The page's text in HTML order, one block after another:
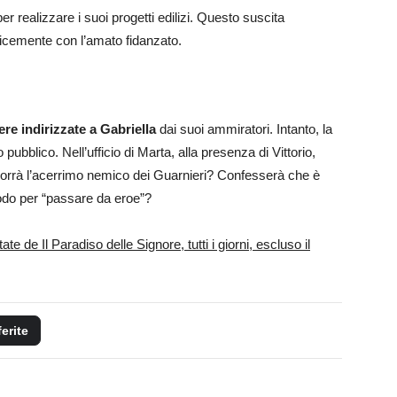
realizzare i suoi progetti edilizi. Questo suscita
con l’amato fidanzato.
indirizzate a Gabrielladai suoi ammiratori. Intanto, la
Nell’ufficio di Marta, alla presenza di Vittorio,
l’acerrimo nemico dei Guarnieri? Confesserà che è
per “passare da eroe”?
de Il Paradiso delle Signore, tutti i giorni, escluso il